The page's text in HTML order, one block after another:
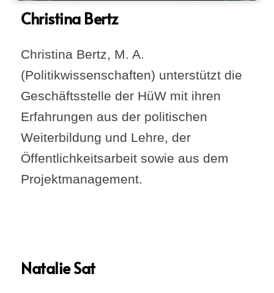
Christina Bertz
Christina Bertz, M. A.
(Politikwissenschaften) unterstützt die
Geschäftsstelle der HüW mit ihren
Erfahrungen aus der politischen
Weiterbildung und Lehre, der
Öffentlichkeitsarbeit sowie aus dem
Projektmanagement.
Natalie Sat